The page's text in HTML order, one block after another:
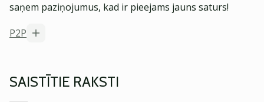
saņem paziņojumus, kad ir pieejams jauns saturs!
P2P
SAISTĪTIE RAKSTI